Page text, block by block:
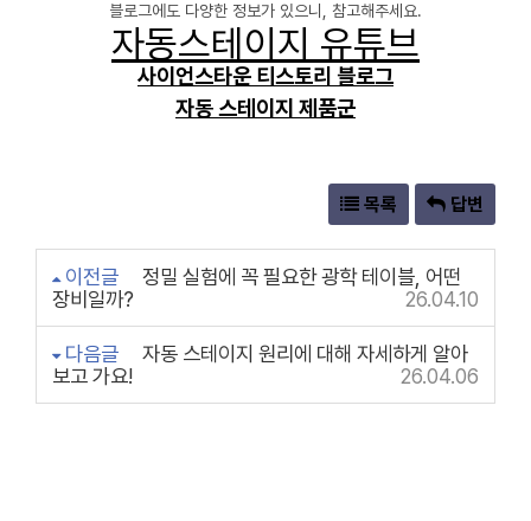
블로그에도 다양한 정보가 있으니, 참고해주세요.
자동스테이지 유튜브
사이언스타운 티스토리 블로그
자동 스테이지 제품군
목록 답변
이전글
정밀 실험에 꼭 필요한 광학 테이블, 어떤
장비일까?
26.04.10
다음글
자동 스테이지 원리에 대해 자세하게 알아
보고 가요!
26.04.06